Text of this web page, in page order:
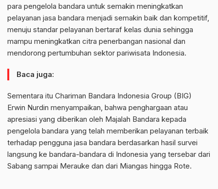
para pengelola bandara untuk semakin meningkatkan
pelayanan jasa bandara menjadi semakin baik dan kompetitif,
menuju standar pelayanan bertaraf kelas dunia sehingga
mampu meningkatkan citra penerbangan nasional dan
mendorong pertumbuhan sektor pariwisata Indonesia.
Baca juga:
Sementara itu Chariman Bandara Indonesia Group (BIG)
Erwin Nurdin menyampaikan, bahwa penghargaan atau
apresiasi yang diberikan oleh Majalah Bandara kepada
pengelola bandara yang telah memberikan pelayanan terbaik
terhadap pengguna jasa bandara berdasarkan hasil survei
langsung ke bandara-bandara di Indonesia yang tersebar dari
Sabang sampai Merauke dan dari Miangas hingga Rote.